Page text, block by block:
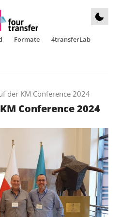
Formate 4transferLab
der KM Conference 2024
Conference 2024